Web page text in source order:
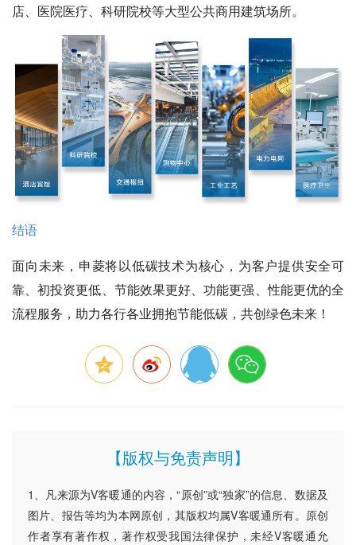
店、医院医疗、科研院校等大型公共商用建筑场所。
结语
面向未来，申菱将以低碳技术为核心，为客户提供安全可
靠、初投资更低、节能效果更好、功能更强、性能更优的全
流程服务，助力各行各业拥抱节能低碳，共创绿色未来！
【版权与免责声明】
1、凡来源为V客暖通的内容，“原创”或“独家”的信息、数据及
图片、报告等均为本网原创，其版权均属V客暖通所有。原创
作者享有著作权，著作权受我国法律保护，未经V客暖通允